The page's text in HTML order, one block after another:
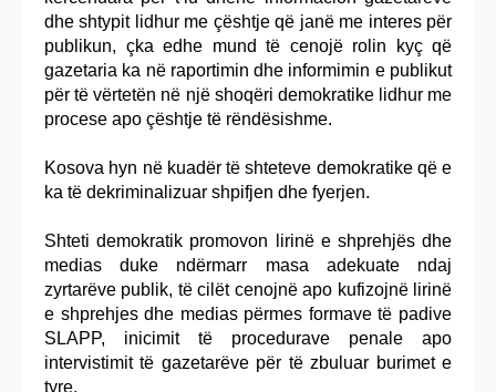
dhe shtypit lidhur me çështje që janë me interes për
publikun, çka edhe mund të cenojë rolin kyç që
gazetaria ka në raportimin dhe informimin e publikut
për të vërtetën në një shoqëri demokratike lidhur me
procese apo çështje të rëndësishme.
Kosova hyn në kuadër të shteteve demokratike që e
ka të dekriminalizuar shpifjen dhe fyerjen.
Shteti demokratik promovon lirinë e shprehjës dhe
medias duke ndërmarr masa adekuate ndaj
zyrtarëve publik, të cilët cenojnë apo kufizojnë lirinë
e shprehjes dhe medias përmes formave të padive
SLAPP, inicimit të procedurave penale apo
intervistimit të gazetarëve për të zbuluar burimet e
tyre.